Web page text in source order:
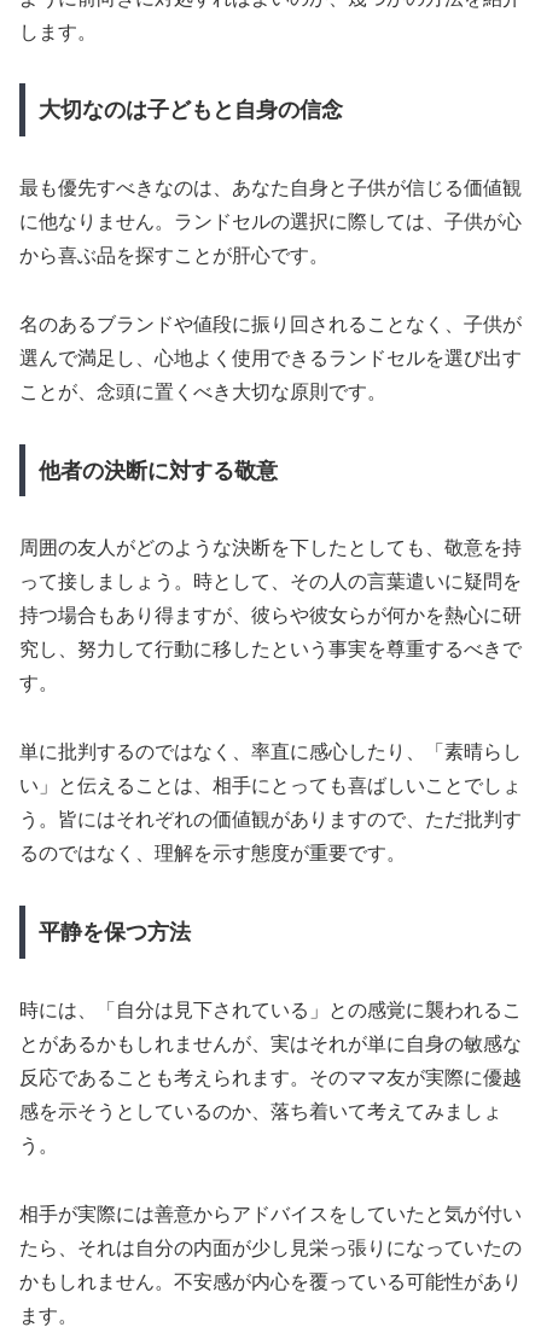
します。
大切なのは子どもと自身の信念
最も優先すべきなのは、あなた自身と子供が信じる価値観
に他なりません。ランドセルの選択に際しては、子供が心
から喜ぶ品を探すことが肝心です。
名のあるブランドや値段に振り回されることなく、子供が
選んで満足し、心地よく使用できるランドセルを選び出す
ことが、念頭に置くべき大切な原則です。
他者の決断に対する敬意
周囲の友人がどのような決断を下したとしても、敬意を持
って接しましょう。時として、その人の言葉遣いに疑問を
持つ場合もあり得ますが、彼らや彼女らが何かを熱心に研
究し、努力して行動に移したという事実を尊重するべきで
す。
単に批判するのではなく、率直に感心したり、「素晴らし
い」と伝えることは、相手にとっても喜ばしいことでしょ
う。皆にはそれぞれの価値観がありますので、ただ批判す
るのではなく、理解を示す態度が重要です。
平静を保つ方法
時には、「自分は見下されている」との感覚に襲われるこ
とがあるかもしれませんが、実はそれが単に自身の敏感な
反応であることも考えられます。そのママ友が実際に優越
感を示そうとしているのか、落ち着いて考えてみましょ
う。
相手が実際には善意からアドバイスをしていたと気が付い
たら、それは自分の内面が少し見栄っ張りになっていたの
かもしれません。不安感が内心を覆っている可能性があり
ます。